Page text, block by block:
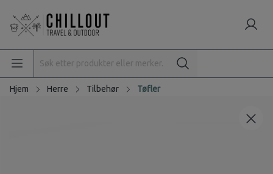
Hjem Herre Tilbehør Tøfler